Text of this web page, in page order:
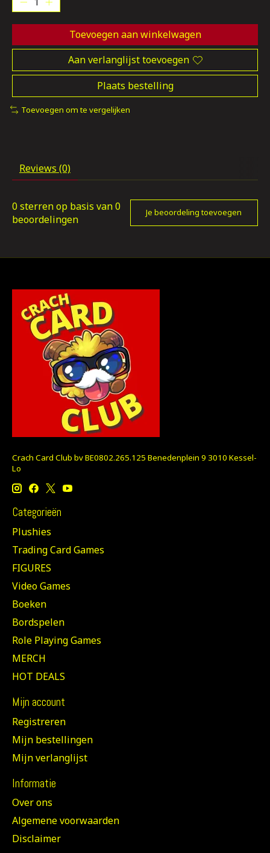
Toevoegen aan winkelwagen
Aan verlanglijst toevoegen
Plaats bestelling
Toevoegen om te vergelijken
Reviews (0)
0 sterren op basis van0
beoordelingen
Je beoordeling toevoegen
Crach Card Club bv BE0802.265.125 Benedenplein 9 3010 Kessel-
Lo
Categorieën
Plushies
Trading Card Games
FIGURES
Video Games
Boeken
Bordspelen
Role Playing Games
MERCH
HOT DEALS
Mijn account
Registreren
Mijn bestellingen
Mijn verlanglijst
Informatie
Over ons
Algemene voorwaarden
Disclaimer